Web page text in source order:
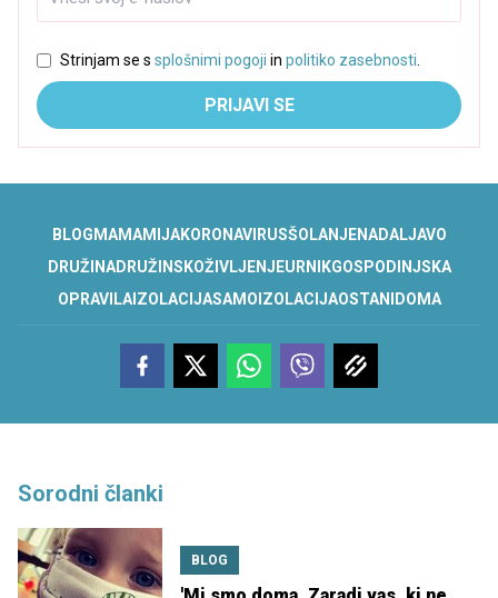
Strinjam se s splošnimi pogoji in politiko zasebnosti
PRIJAVI SE
BLOG MAMAMIJAKORONAVIRUSŠOLANJENADALJAVO
DRUŽINADRUŽINSKOŽIVLJENJEURNIKGOSPODINJSKA
OPRAVILAIZOLACIJASAMOIZOLACIJAOSTANI DOMA
Sorodni članki
BLOG